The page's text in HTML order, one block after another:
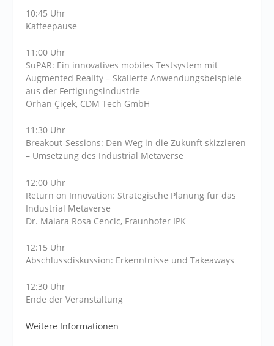
10:45 Uhr
Kaffeepause
11:00 Uhr
SuPAR: Ein innovatives mobiles Testsystem mit
Augmented Reality – Skalierte Anwendungsbeispiele
aus der Fertigungsindustrie
Orhan Çiçek, CDM Tech GmbH
11:30 Uhr
Breakout-Sessions: Den Weg in die Zukunft skizzieren
– Umsetzung des Industrial Metaverse
12:00 Uhr
Return on Innovation: Strategische Planung für das
Industrial Metaverse
Dr. Maiara Rosa Cencic, Fraunhofer IPK
12:15 Uhr
Abschlussdiskussion: Erkenntnisse und Takeaways
12:30 Uhr
Ende der Veranstaltung
Weitere Informationen